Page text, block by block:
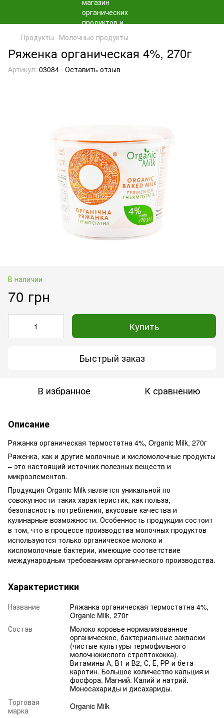
Продукты Молочные продукты
Ряженка органическая 4%, 270г
Артикул: 03084 Оставить отзыв
В наличии
70 грн
Купить
Быстрый заказ
В избранное К сравнению
Описание
Ряжанка органическая термостатна 4%, Organic Milk, 270г
Ряженка, как и другие молочные и кисломолочные продукты
– это настоящий источник полезных веществ и
микроэлементов.
Продукция Organic Milk является уникальной по
совокупности таких характеристик, как польза,
безопасность потребления, вкусовые качества и
кулинарные возможности. Особенность продукции состоит
в том, что в процессе производства молочных продуктов
используются только органическое молоко и
кисломолочные бактерии, имеющие соответствие
международным требованиям органического производства.
Характеристики
Название
Ряжанка органическая термостатна 4%,
Organic Milk, 270г
Состав
Молоко коровье нормализованное
органическое, бактериальные закваски
(чистые культуры термофильного
молочнокислого стрептококка).
Витамины А, В1 и В2, С, Е, РР и бета-
каротин. Большое количество кальция и
фосфора. Магний. Калий и натрий.
Моносахариды и дисахариды.
Торговая
марка
Organic Milk